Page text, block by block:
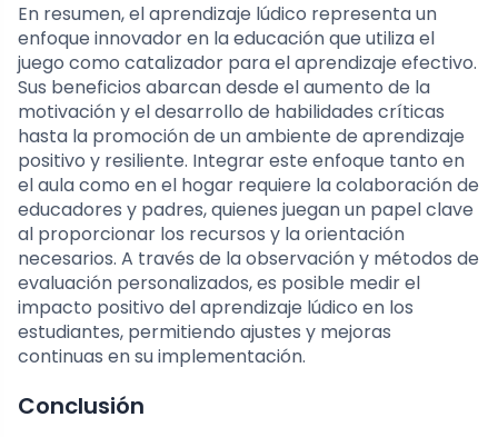
En resumen, el aprendizaje lúdico representa un
enfoque innovador en la educación que utiliza el
juego como catalizador para el aprendizaje efectivo.
Sus beneficios abarcan desde el aumento de la
motivación y el desarrollo de habilidades críticas
hasta la promoción de un ambiente de aprendizaje
positivo y resiliente. Integrar este enfoque tanto en
el aula como en el hogar requiere la colaboración de
educadores y padres, quienes juegan un papel clave
al proporcionar los recursos y la orientación
necesarios. A través de la observación y métodos de
evaluación personalizados, es posible medir el
impacto positivo del aprendizaje lúdico en los
estudiantes, permitiendo ajustes y mejoras
continuas en su implementación.
Conclusión